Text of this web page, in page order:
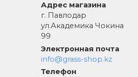
Адрес магазина
г. Павлодар
ул.Академика Чокина
99
Электронная почта
info@grass-shop.kz
Телефон